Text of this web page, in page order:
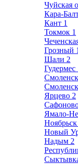
Чуйская
Кара-
Кант 1
Токмок 1
Грозный
Шали 2
Гудермес
Смоленск
Ярцево 2
Ямало-
Ноябрьск
Новый
Надым 2